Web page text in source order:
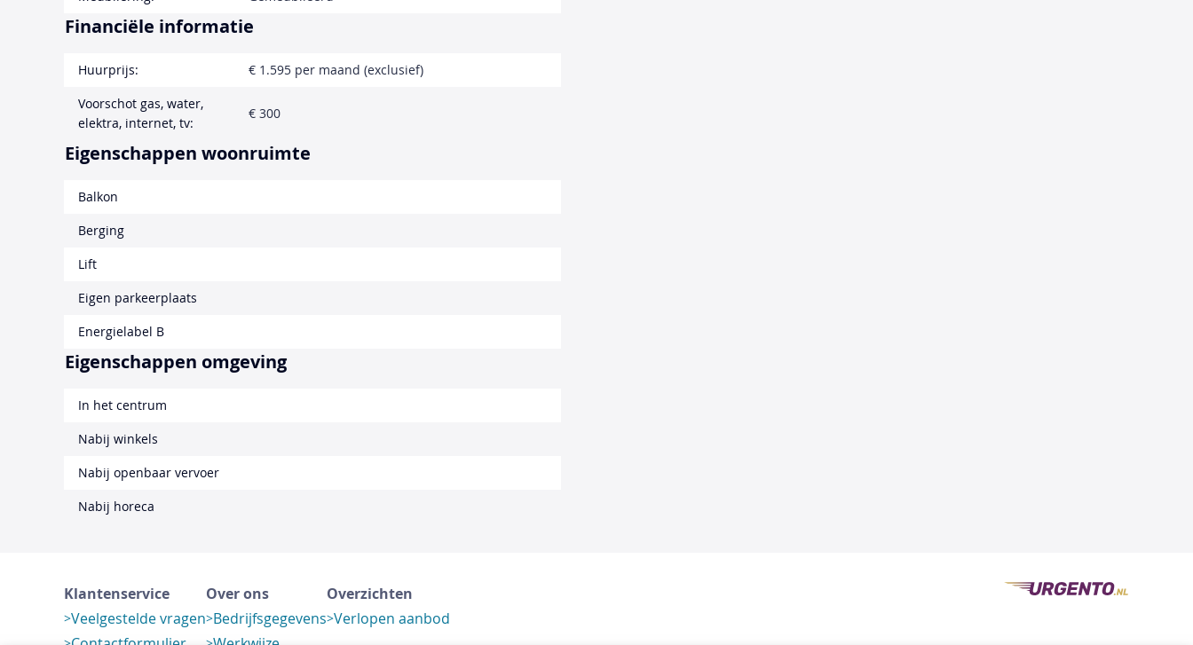
Financiële informatie
Huurprijs:
€ 1.595 per maand (exclusief)
Voorschot gas, water,
elektra, internet, tv:
€ 300
Eigenschappen woonruimte
Balkon
Berging
Lift
Eigen parkeerplaats
Energielabel B
Eigenschappen omgeving
In het centrum
Nabij winkels
Nabij openbaar vervoer
Nabij horeca
Klantenservice
Veelgestelde vragen
Over ons
Bedrijfsgegevens
Overzichten
Verlopen aanbod